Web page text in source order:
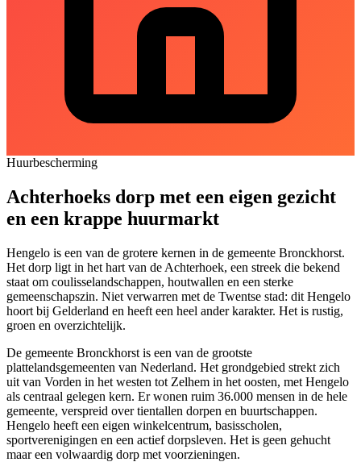
Huurbescherming
Achterhoeks dorp met een eigen gezicht
en een krappe huurmarkt
Hengelo is een van de grotere kernen in de gemeente Bronckhorst.
Het dorp ligt in het hart van de Achterhoek, een streek die bekend
staat om coulisselandschappen, houtwallen en een sterke
gemeenschapszin. Niet verwarren met de Twentse stad: dit Hengelo
hoort bij Gelderland en heeft een heel ander karakter. Het is rustig,
groen en overzichtelijk.
De gemeente Bronckhorst is een van de grootste
plattelandsgemeenten van Nederland. Het grondgebied strekt zich
uit van Vorden in het westen tot Zelhem in het oosten, met Hengelo
als centraal gelegen kern. Er wonen ruim 36.000 mensen in de hele
gemeente, verspreid over tientallen dorpen en buurtschappen.
Hengelo heeft een eigen winkelcentrum, basisscholen,
sportverenigingen en een actief dorpsleven. Het is geen gehucht
maar een volwaardig dorp met voorzieningen.